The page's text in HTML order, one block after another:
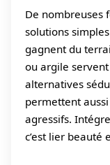
De nombreuses
solutions
gagnent du
ou argile servent
alternatives
permettent
agressifs.
c’est lier beauté